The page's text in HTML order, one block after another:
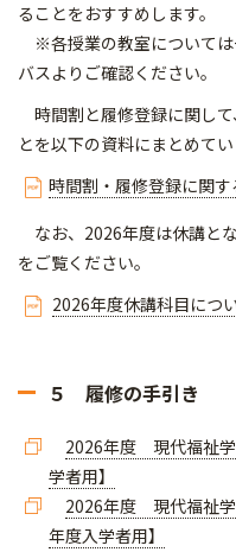
ることをおすすめします。
※各授業の教室については
バスよりご確認ください。
時間割と履修登録に関し
とを以下の資料にまとめて
時間割・履修登録に関
なお、2026年度は休講と
をご覧ください。
2026年度休講科目につ
５ 履修の手引き
2026年度 現代福祉
学者用】
2026年度 現代福祉
年度入学者用】